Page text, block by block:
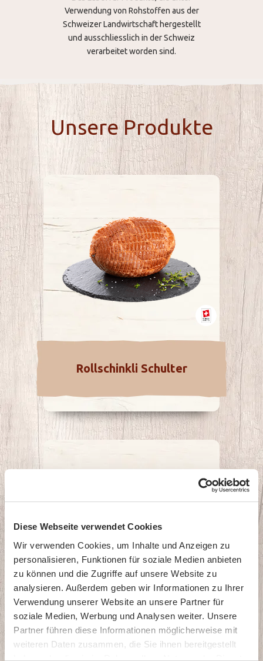
Diese Webseite verwendet Cookies
Wir verwenden Cookies, um Inhalte und Anzeigen zu
personalisieren, Funktionen für soziale Medien anbieten
zu können und die Zugriffe auf unsere Website zu
analysieren. Außerdem geben wir Informationen zu Ihrer
Verwendung unserer Website an unsere Partner für
soziale Medien, Werbung und Analysen weiter. Unsere
Partner führen diese Informationen möglicherweise mit
weiteren Daten zusammen, die Sie ihnen bereitgestellt
haben oder die sie im Rahmen Ihrer Nutzung der Dienste
Verwendung von Rohstoffen aus der
Schweizer Landwirtschaft hergestellt
und ausschliesslich in der Schweiz
verarbeitet worden sind.
Unsere Produkte
Rollschinkli Schulter
Kasseler Schinken
Verfügbar in 2 Produktvarianten